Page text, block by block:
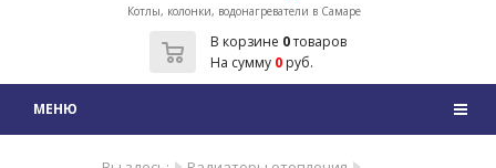
Котлы, колонки, водонагреватели в Самаре
В корзине 0товаров
На сумму 0руб.